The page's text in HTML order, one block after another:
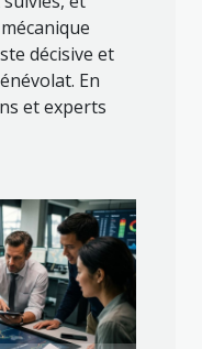
décisive et
En
et experts